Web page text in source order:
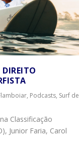
DIREITO
, Podcasts, Surf de
Classificação
Junior Faria, Carol